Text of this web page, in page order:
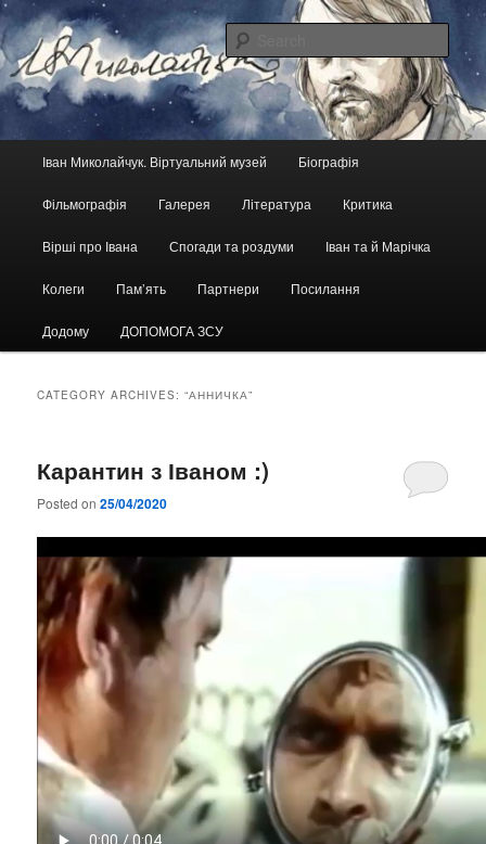
Skip
to
primary
content
Skip
to
secondary
contentІван Миколайчук. Віртуальний
музей
український кіноактор, кінорежисер, сценарист
Іван Миколайчук. Віртуальний музей Біографія
Фільмографія Галерея Література Критика
Вірші про Івана Спогади та роздуми Іван та й Марічка
Колеги Пам’ять Партнери Посилання
Додому ДОПОМОГА ЗСУ
CATEGORY ARCHIVES:“АННИЧКА”
Карантин з Іваном :)
Posted on25/04/2020